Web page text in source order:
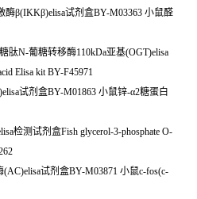
酶β(IKKβ)elisa试剂盒BY-M03363 小鼠醛
肽N-葡糖转移酶110kDa亚基(OGT)elisa
Elisa kit BY-F45971
试剂盒BY-M01863 小鼠锌-α2糖蛋白
检测试剂盒Fish glycerol-3-phosphate O-
试剂盒BY-M03871 小鼠c-fos(c-